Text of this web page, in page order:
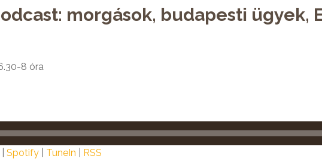
morgások, budapesti ügyek,
8 óra
Spotify TuneIn RSS